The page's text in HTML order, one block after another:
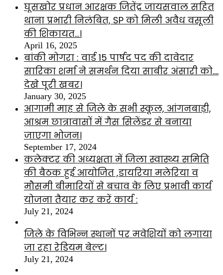
घूसखोर प्रधान आरक्षक जितेंद्र जायसवाल सहित
थाना प्रभारी निलंबित, SP को मिली अवैध वसूली
की शिकायत…।
April 16, 2025
बांकी मोगरा : वार्ड 15 पार्षद पद की दावेदार
सारिका शर्मा ने समर्थन दिया साबीर अंसारी को….
देखे पूरी खबर।
January 30, 2025
आगामी माह से जिले के सभी स्कूल, आंगनबाड़ी,
आश्रम छात्रावासों में गैस सिलेंडर से बनाया
जाएगा भोजन।
September 17, 2024
कलेक्टर की अध्यक्षता में जिला स्वास्थ्य समिति
की बैठक हुई आयोजित ,डायरिया मलेरिया व
मौसमी बीमारियों से बचाव के लिए प्रभावी कार्य
योजना तैयार कर करें कार्य :
July 21, 2024
जिले के विभिन्न स्थानों पर मवेशियों को लगाया
जा रहा रेडियम बेल्ट।
July 21, 2024